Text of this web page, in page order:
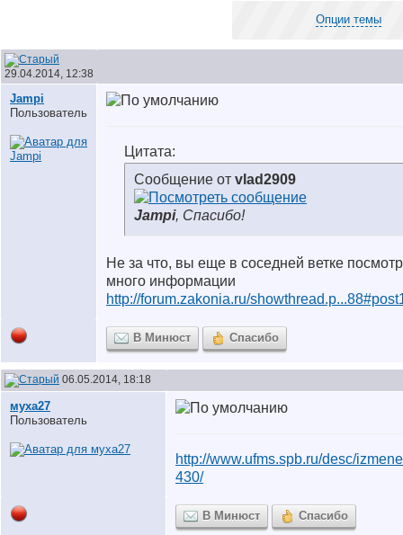
Опции темы
29.04.2014, 12:38
Jampi
Пользователь
Цитата:
Сообщение от vlad2909
Jampi, Спасибо!
Не за что, вы еще в соседней ветке
много информации
http://forum.zakonia.ru/
В Минюст Спасибо
06.05.2014, 18:18
муха27
Пользователь
http://www.ufms.spb.ru/desc/
430/
В Минюст Спасибо